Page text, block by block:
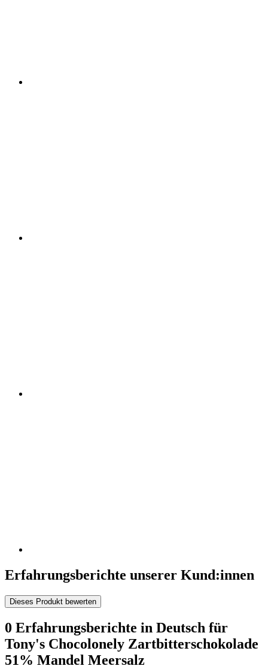
Erfahrungsberichte unserer Kund:innen
Dieses Produkt bewerten
0 Erfahrungsberichte in Deutsch für
Tony's Chocolonely Zartbitterschokolade
51% Mandel Meersalz